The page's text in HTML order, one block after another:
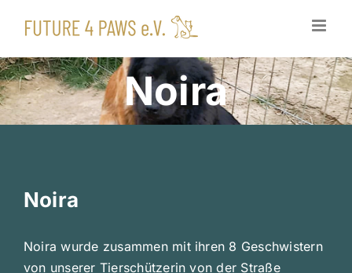
Inhalt
Noira
Noira
Noira wurde zusammen mit ihren 8 Geschwistern
von unserer Tierschützerin von der Straße